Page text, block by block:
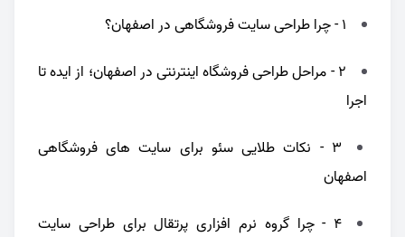
1 - چرا طراحی سایت فروشگاهی در اصفهان؟
2 - مراحل طراحی فروشگاه اینترنتی در اصفهان؛ از ایده تا
اجرا
3 - نکات طلایی سئو برای سایت های فروشگاهی
اصفهان
4 - چرا گروه نرم افزاری پرتقال برای طراحی سایت